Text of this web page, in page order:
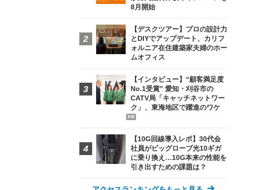
8月開始
【デスクツアー】プロの設計力
とDIYでアップデート、カリフ
ォルニア在住建築家夫婦のホー
ムオフィス
【インタビュー】“顧客満足度
No.1受賞” 愛知・刈谷市の
CATV局「キャッチネットワー
ク」、東海地区で躍進のワケ
PR
【10G回線導入レポ】30代会
社員がビッグローブ光10ギガ
に乗り換え…10G本来の性能を
引き出すための課題は？